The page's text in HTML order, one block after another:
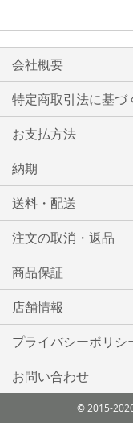
会社概要
特定商取引法に基づ
お支払方法
納期
送料・配送
注文の取消・返品
商品保証
店舗情報
プライバシーポリシ
お問い合わせ
© 2015-